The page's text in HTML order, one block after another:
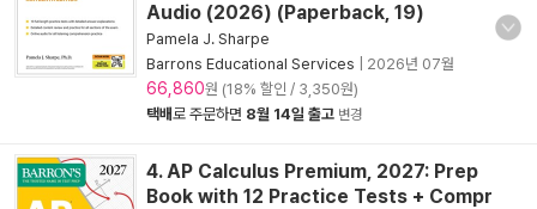
Audio (2026) (Paperback, 19)
Pamela J. Sharpe
Barrons Educational Services
2026년 07월
66,860원 (18% 할인 / 3,350원)
택배로 주문하면 8월 14일 출고 변경
4. AP Calculus Premium, 2027: Prep
Book with 12 Practice Tests + Compr